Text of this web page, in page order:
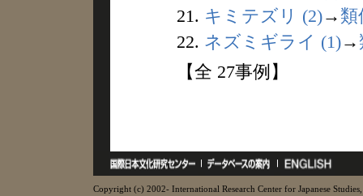
21. キミテズリ (2)→ 類
22. ネズミギライ (1)→
【全 27事例】
Copyright (c) 2002- International Research Center for Japanese